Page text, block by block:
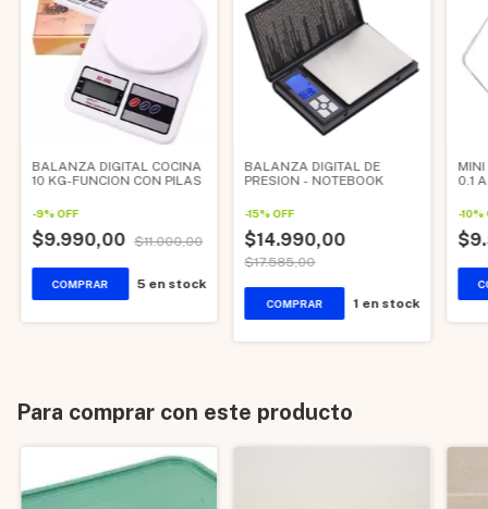
BALANZA DIGITAL COCINA
10 KG-FUNCION CON PILAS
-9%OFF
$9.990,00 $11.000,00
5en stock
BALANZA DIGITAL DE
PRESION - NOTEBOOK
-15%OFF
$14.990,00
$17.585,00
1 en stock
0.1
-10%
Para comprar con este producto